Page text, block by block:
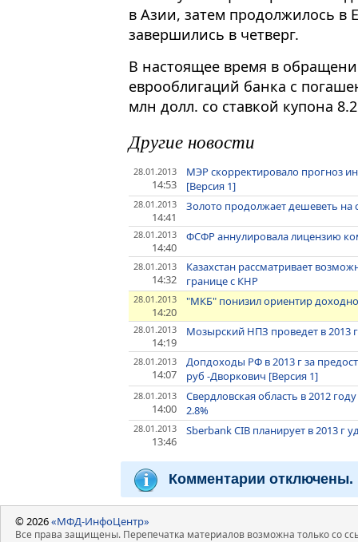
в Азии, затем продолжилось в
завершились в четверг.
В настоящее время в
еврооблигаций банка с
млн долл. со ставкой купона
Другие новости
28.01.2013
14:53
МЭР скорректировало прогноз
[Версия 1]
28.01.2013
14:41
Золото продолжает дешеветь
28.01.2013
14:40
ФСФР аннулировала лицензию
28.01.2013
14:32
Казахстан рассматривает
границе с КНР
28.01.2013
14:20
"МКБ" понизил ориентир
28.01.2013
14:19
Мозырский НПЗ проведет в 2013
28.01.2013
14:07
Допдоходы РФ в 2013 г за
руб -Дворкович [Версия 1]
28.01.2013
14:00
Свердловская область в 2012
2.8%
28.01.2013
13:46
Sberbank CIB планирует в 2013
Комментарии отключены.
© 2026«МФД-ИнфоЦентр»
Все права защищены. Перепечатка материалов возможна только со